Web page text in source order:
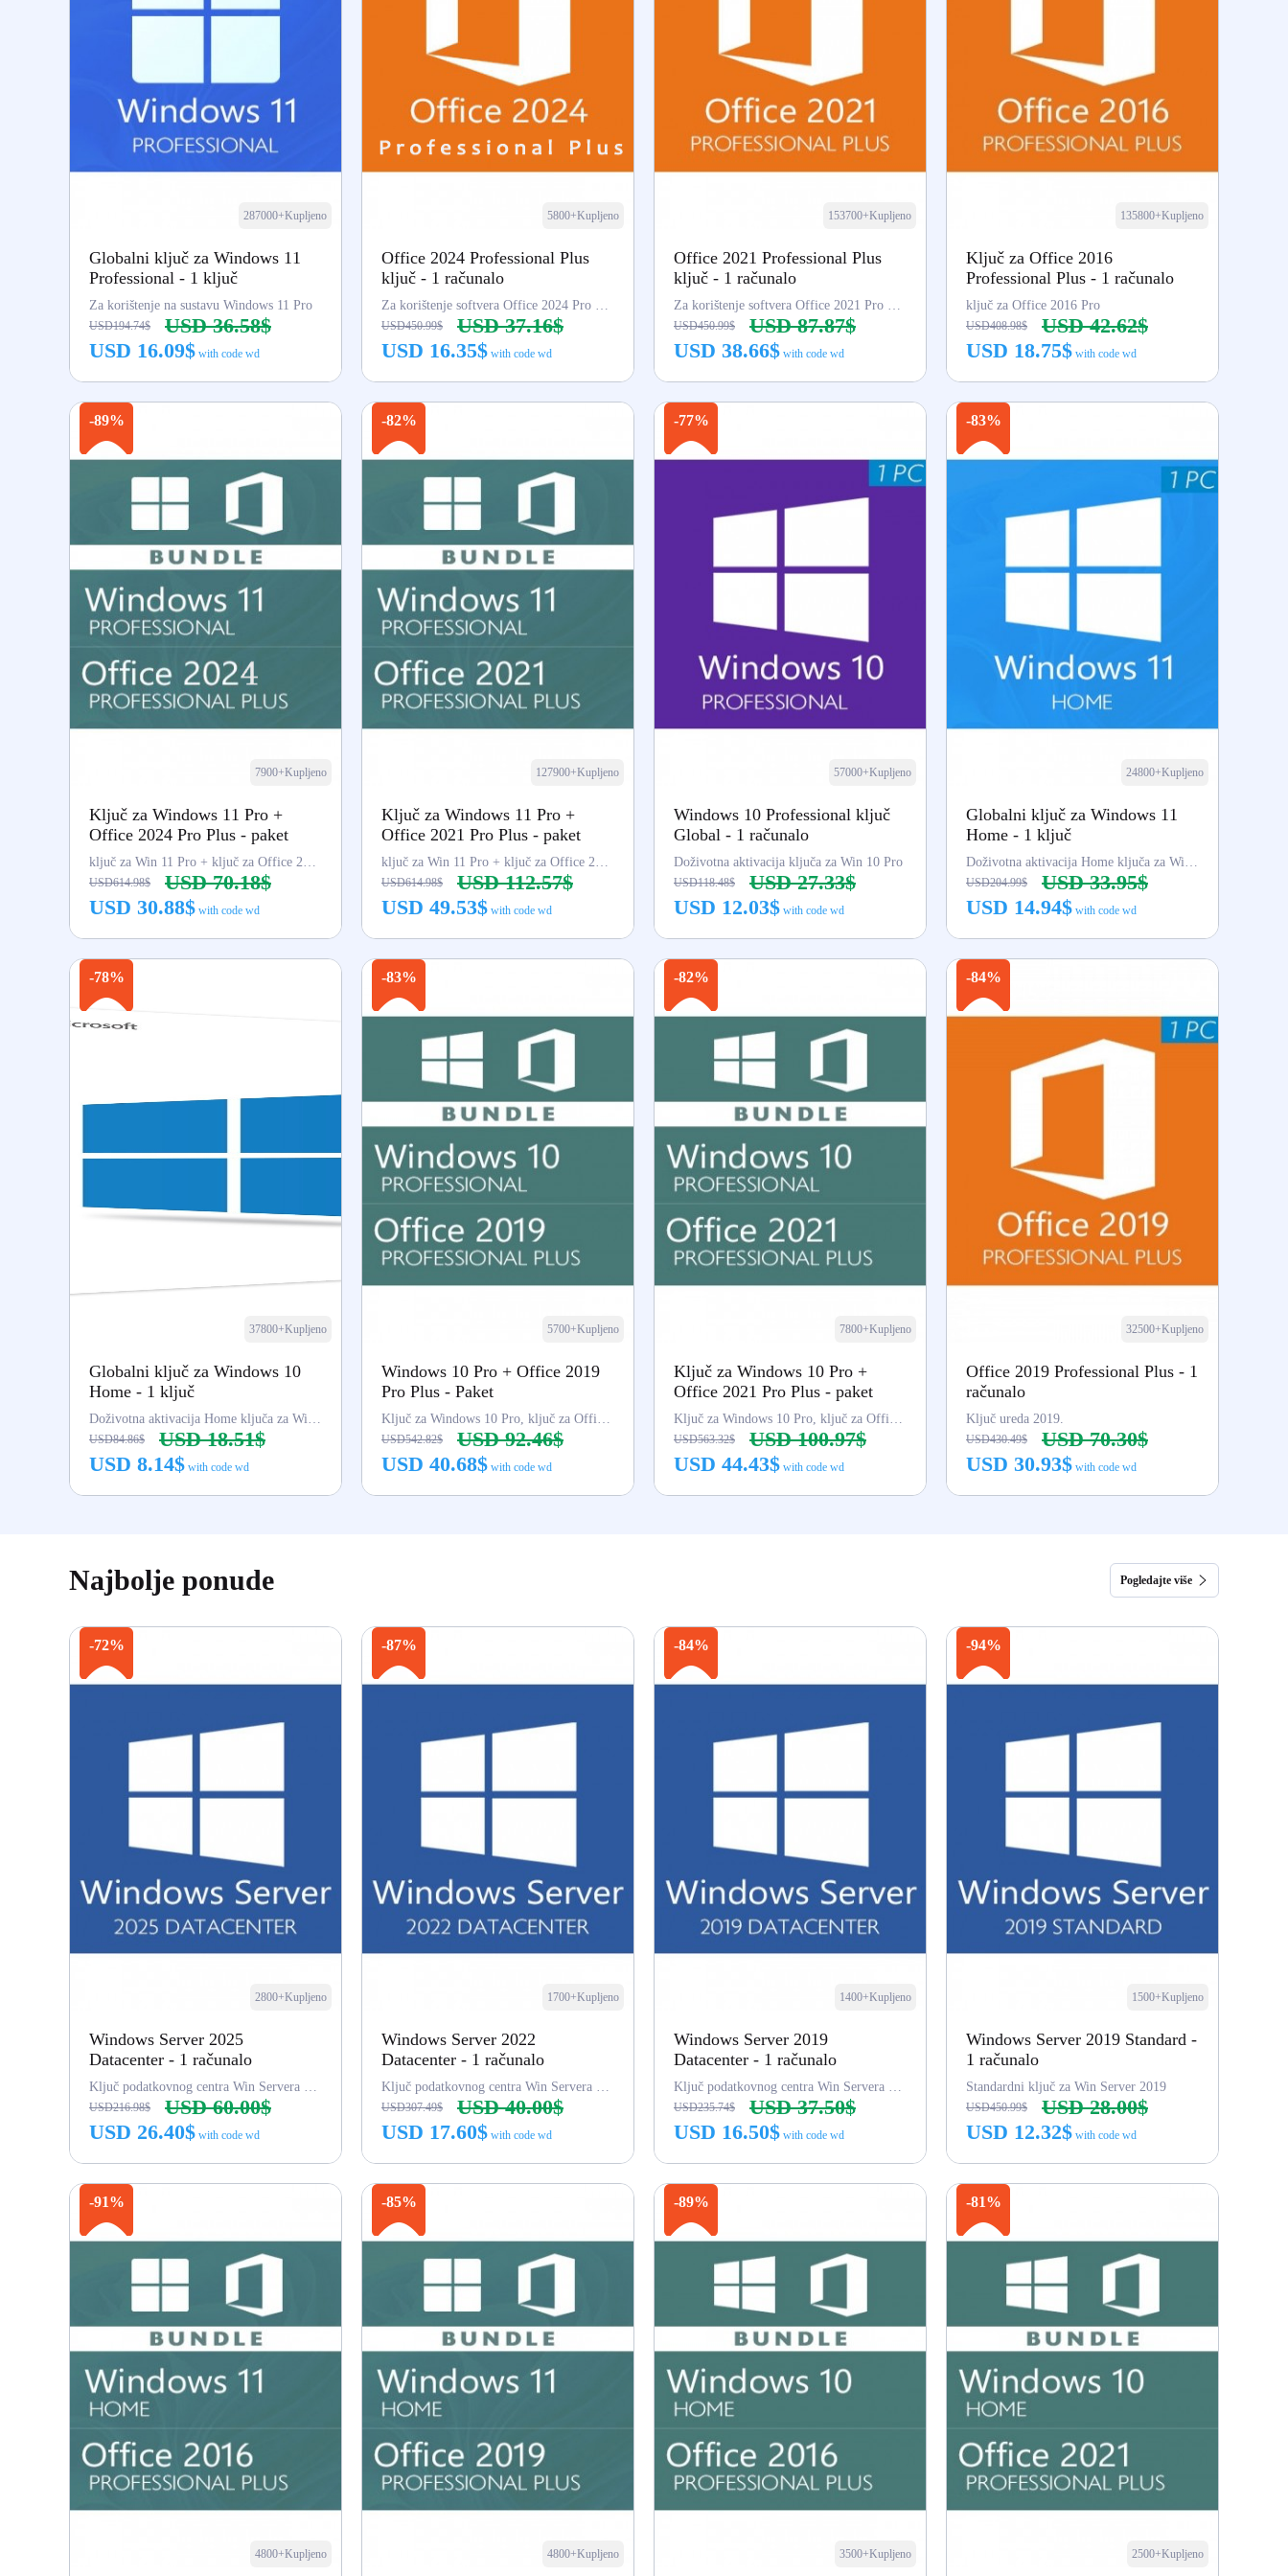
287000+Kupljeno
Globalni ključ za Windows 11
Professional - 1 ključ
Za korištenje na sustavu Windows 11 Pro
USD194.74$
USD 36.58$
USD 16.09$ with code wd
Kupi odmah
5800+Kupljeno
Office 2024 Professional Plus
ključ - 1 računalo
Za korištenje softvera Office 2024 Pro Plus (Word, Excel...), LTSC
USD450.99$
USD 37.16$
USD 16.35$ with code wd
Kupi odmah
153700+Kupljeno
Office 2021 Professional Plus
ključ - 1 računalo
Za korištenje softvera Office 2021 Pro Plus (Word, Excel...)
USD450.99$
USD 87.87$
USD 38.66$ with code wd
Kupi odmah
135800+Kupljeno
Ključ za Office 2016
Professional Plus - 1 računalo
ključ za Office 2016 Pro
USD408.98$
USD 42.62$
USD 18.75$ with code wd
Kupi odmah
-89%
7900+Kupljeno
Ključ za Windows 11 Pro +
Office 2024 Pro Plus - paket
ključ za Win 11 Pro + ključ za Office 2024 Pro Plus
USD614.98$
USD 70.18$
USD 30.88$ with code wd
Kupi odmah
-82%
127900+Kupljeno
Ključ za Windows 11 Pro +
Office 2021 Pro Plus - paket
ključ za Win 11 Pro + ključ za Office 2021 Pro
USD614.98$
USD 112.57$
USD 49.53$ with code wd
Kupi odmah
-77%
57000+Kupljeno
Windows 10 Professional ključ
Global - 1 računalo
Doživotna aktivacija ključa za Win 10 Pro
USD118.48$
USD 27.33$
USD 12.03$ with code wd
Kupi odmah
-83%
24800+Kupljeno
Globalni ključ za Windows 11
Home - 1 ključ
Doživotna aktivacija Home ključa za Win 11
USD204.99$
USD 33.95$
USD 14.94$ with code wd
Kupi odmah
-78%
37800+Kupljeno
Globalni ključ za Windows 10
Home - 1 ključ
Doživotna aktivacija Home ključa za Win 10
USD84.86$
USD 18.51$
USD 8.14$ with code wd
-83%
5700+Kupljeno
Windows 10 Pro + Office 2019
Pro Plus - Paket
Ključ za Windows 10 Pro, ključ za Office 2019 Pro
USD542.82$
USD 92.46$
USD 40.68$ with code wd
-82%
7800+Kupljeno
Ključ za Windows 10 Pro +
Office 2021 Pro Plus - paket
Ključ za Windows 10 Pro, ključ za Office 2021 Pro
USD563.32$
USD 100.97$
USD 44.43$ with code wd
-84%
32500+Kupljeno
Office 2019 Professional Plus - 1
računalo
Ključ ureda 2019.
USD430.49$
USD 70.30$
USD 30.93$ with code wd
Najbolje ponude Pogledajte više
-72%
2800+Kupljeno
Windows Server 2025
Datacenter - 1 računalo
Ključ podatkovnog centra Win Servera 2025
USD216.98$
USD 60.00$
USD 26.40$ with code wd
Kupi odmah
-87%
1700+Kupljeno
Windows Server 2022
Datacenter - 1 računalo
Ključ podatkovnog centra Win Servera 2022
USD307.49$
USD 40.00$
USD 17.60$ with code wd
Kupi odmah
-84%
1400+Kupljeno
Windows Server 2019
Datacenter - 1 računalo
Ključ podatkovnog centra Win Servera 2019
USD235.74$
USD 37.50$
USD 16.50$ with code wd
Kupi odmah
-94%
1500+Kupljeno
Windows Server 2019 Standard -
1 računalo
Standardni ključ za Win Server 2019
USD450.99$
USD 28.00$
USD 12.32$ with code wd
Kupi odmah
-91%
4800+Kupljeno
-85%
4800+Kupljeno
-89%
3500+Kupljeno
-81%
2500+Kupljeno